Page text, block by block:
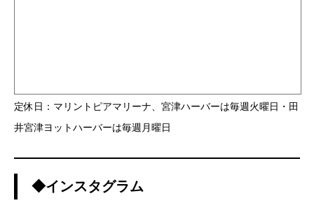
定休日：マリントピアマリーナ、宮津ハーバーは毎週火曜日・田
井宮津ヨットハーバーは毎週月曜日
◆インスタグラム